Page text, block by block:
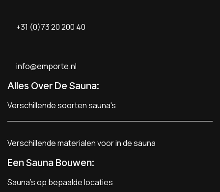
+31 (0)73 20 200 40
info@emporte.nl
Alles Over De Sauna:
Verschillende soorten sauna's
Verschillende materialen voor in de sauna
Een Sauna Bouwen:
Sauna's op bepaalde locaties